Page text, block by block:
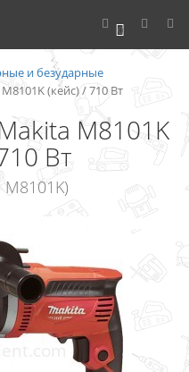
0
и безударные
(кейс) / 710 Вт
M8101K
Вт